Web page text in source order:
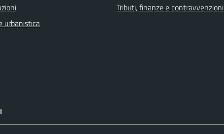
urbanistica
Tributi, finanze e contravvenzioni